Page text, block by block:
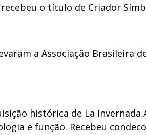
o título de Criador
a Associação Brasileira
histórica de La Invernada
e função. Recebeu